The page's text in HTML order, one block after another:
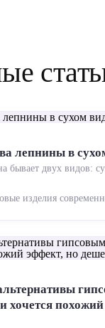
лепнины в
бывает двух видов:
изделия
хочется